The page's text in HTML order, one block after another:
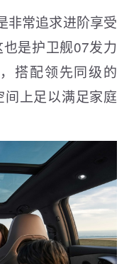
非常追求进阶享受
是护卫舰07发力
搭配领先同级的
上足以满足家庭